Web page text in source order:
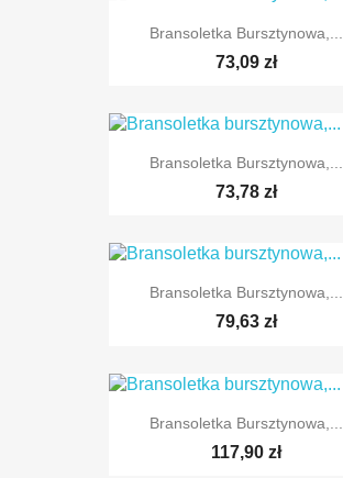
Bransoletka Bursztynowa,...
73,09 zł
Bransoletka Bursztynowa,...
73,78 zł
Bransoletka Bursztynowa,...
79,63 zł
Bransoletka Bursztynowa,...
117,90 zł